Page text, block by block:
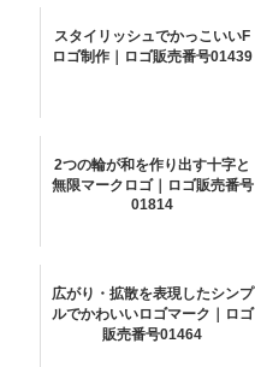
スタイリッシュでかっこいいF
ロゴ制作｜ロゴ販売番号01439
2つの輪が和を作り出す十字と
無限マークロゴ｜ロゴ販売番号
01814
広がり・拡散を表現したシンプ
ルでかわいいロゴマーク｜ロゴ
販売番号01464